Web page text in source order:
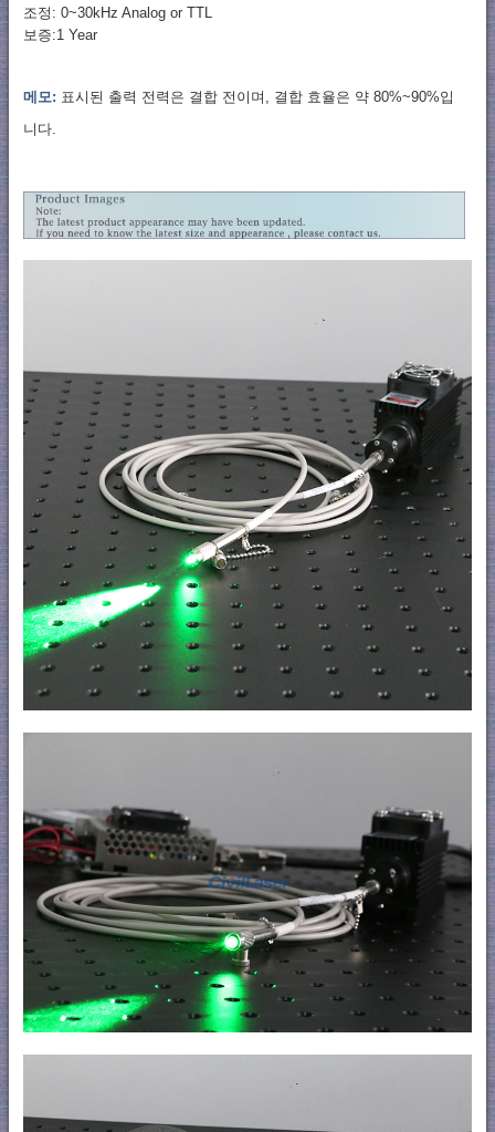
조정: 0~30kHz Analog or TTL
보증:1 Year
메모: 표시된 출력 전력은 결합 전이며, 결합 효율은 약 80%~90%입
니다.